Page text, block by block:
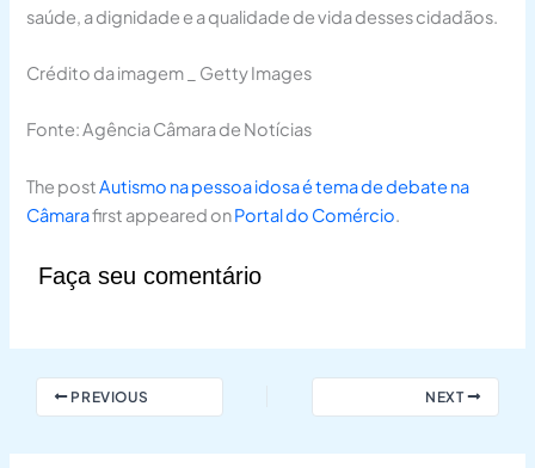
saúde, a dignidade e a qualidade de vida desses cidadãos.
Crédito da imagem _ Getty Images
Fonte: Agência Câmara de Notícias
The postAutismo na pessoa idosa é tema de debate na
Câmarafirst appeared onPortal do Comércio.
Faça seu comentário
PREVIOUS NEXT